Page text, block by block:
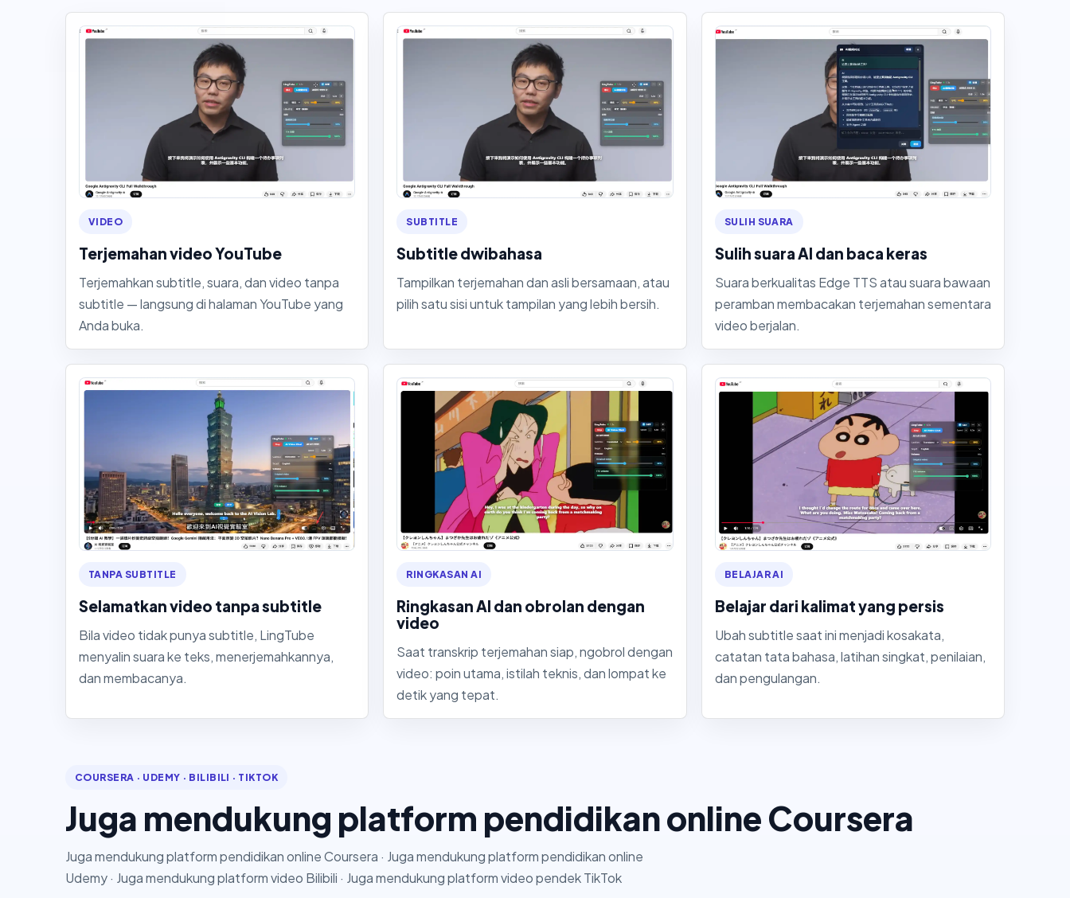
VIDEO
Terjemahan video YouTube
Terjemahkan subtitle, suara, dan video tanpa
subtitle — langsung di halaman YouTube yang
Anda buka.
SUBTITLE
Subtitle dwibahasa
Tampilkan terjemahan dan asli bersamaan, atau
pilih satu sisi untuk tampilan yang lebih bersih.
SULIH SUARA
Sulih suara AI dan baca keras
Suara berkualitas Edge TTS atau suara bawaan
peramban membacakan terjemahan sementara
video berjalan.
TANPA SUBTITLE
Selamatkan video tanpa subtitle
Bila video tidak punya subtitle, LingTube
menyalin suara ke teks, menerjemahkannya,
dan membacanya.
RINGKASAN AI
Ringkasan AI dan obrolan dengan
video
Saat transkrip terjemahan siap, ngobrol dengan
video: poin utama, istilah teknis, dan lompat ke
detik yang tepat.
BELAJAR AI
Belajar dari kalimat yang persis
Ubah subtitle saat ini menjadi kosakata,
catatan tata bahasa, latihan singkat, penilaian,
dan pengulangan.
COURSERA · UDEMY · BILIBILI · TIKTOK
Juga mendukung platform pendidikan online Coursera
Juga mendukung platform pendidikan online Coursera · Juga mendukung platform pendidikan online
Udemy · Juga mendukung platform video Bilibili · Juga mendukung platform video pendek TikTok